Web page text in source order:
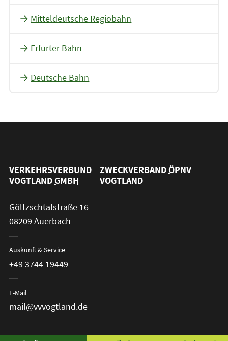
Mitteldeutsche Regiobahn
Erfurter Bahn
Deutsche Bahn
VERKEHRSVERBUND
VOGTLANDGMBH
ZWECKVERBANDÖPNV
VOGTLAND
Göltzschtalstraße 16
08209 Auerbach
Auskunft & Service
+49 3744 19449
E-Mail
mail@vvvogtland.de